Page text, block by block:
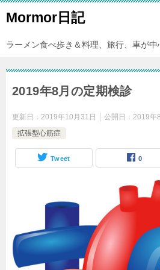
Mormor日記
ラーメン食べ歩き＆料理、旅行、車が中
2019年8月の定期検診
更新日： 2019年10月31日 公開日： 2019年
拡張型心筋症
Tweet 0